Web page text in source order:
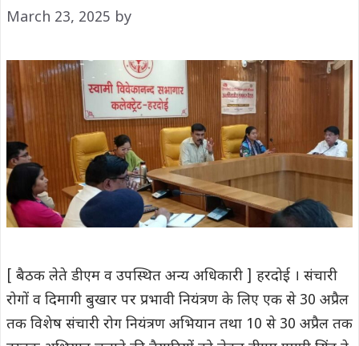
March 23, 2025 by
[ बैठक लेते डीएम व उपस्थित अन्य अधिकारी ] हरदोई । संचारी
रोगों व दिमागी बुखार पर प्रभावी नियंत्रण के लिए एक से 30 अप्रैल
तक विशेष संचारी रोग नियंत्रण अभियान तथा 10 से 30 अप्रैल तक